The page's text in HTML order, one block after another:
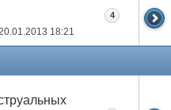
18:21
4